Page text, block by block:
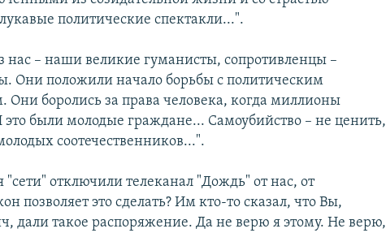
политические спектакли...".
нас – наши великие гуманисты, сопротивленцы –
Они положили начало борьбы с политическим
Они боролись за права человека, когда миллионы
были молодые граждане... Самоубийство – не ценить,
соотечественников...".
"сети" отключили телеканал "Дождь" от нас, от
позволяет это сделать? Им кто-то сказал, что Вы,
дали такое распоряжение. Да не верю я этому. Не верю,